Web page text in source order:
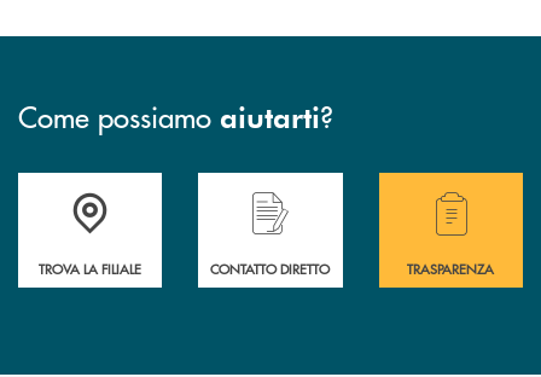
Come possiamo aiutarti?
Accedi all' elenco completo delle filiali della BCC San Giovanni
TROVA LA FILIALE
Hai bisogno di assistenza immediata?
CONTATTO DIRETTO
Hai bisogno di
TRASPARENZA